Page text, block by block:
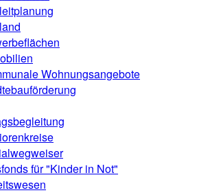
Wohnungsangebote
für "Kinder in Not"